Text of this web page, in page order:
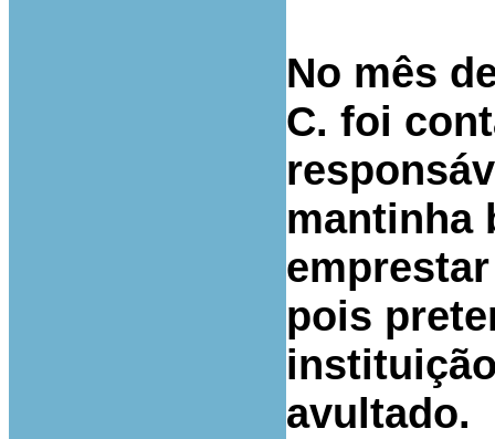
No mês
C. foi
mantinha
pois
avultado.